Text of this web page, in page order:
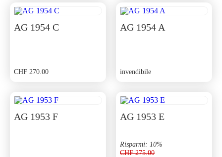
AG 1954 C
CHF 270.00
AG 1954 A
invendibile
AG 1953 F AG 1953 E
CHF275.00
Risparmi: 10%